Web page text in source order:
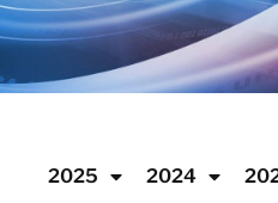
2025 2024